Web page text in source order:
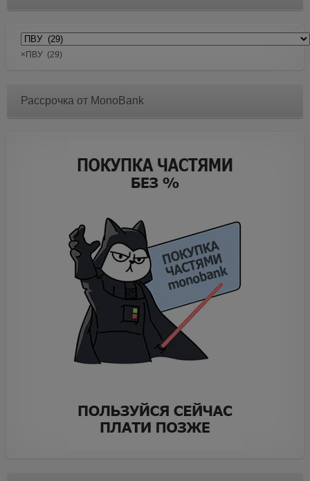
× ПВУ (29)
Рассрочка от MonoBank